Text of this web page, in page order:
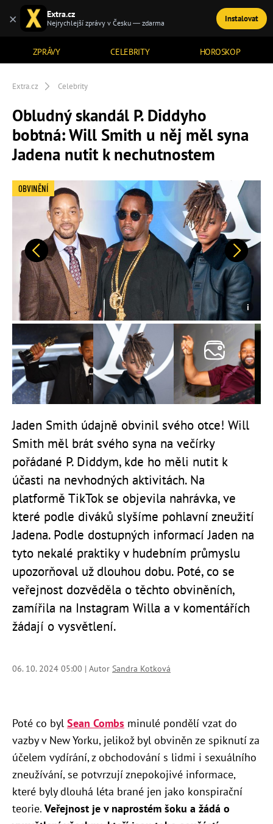
ZPRÁVY CELEBRITY HOROSKOP
TÉMATA
Extra.cz Celebrity
Obludný skandál P. Diddyho
bobtná: Will Smith u něj měl syna
Jadena nutit k nechutnostem
Předchozí Další
OBVINĚNÍ
Jaden Smith údajně obvinil svého otce! Will
Smith měl brát svého syna na večírky
pořádané P. Diddym, kde ho měli nutit k
účasti na nevhodných aktivitách. Na
platformě TikTok se objevila nahrávka, ve
které podle diváků slyšíme pohlavní zneužití
Jadena. Podle dostupných informací Jaden na
tyto nekalé praktiky v hudebním průmyslu
upozorňoval už dlouhou dobu. Poté, co se
veřejnost dozvěděla o těchto obviněních,
zamířila na Instagram Willa a v komentářích
žádají o vysvětlení.
06. 10. 2024 05:00 | Autor Sandra Kotková
Poté co byl Sean Combs minulé pondělí vzat do
vazby v New Yorku, jelikož byl obviněn ze spiknutí za
účelem vydírání, z obchodování s lidmi i sexuálního
zneužívání, se potvrzují znepokojivé informace,
které byly dlouhá léta brané jen jako konspirační
teorie. Veřejnost je v naprostém šoku a žádá o
× Extra.cz
Nejrychlejší zprávy v Česku — zdarma Instalovat